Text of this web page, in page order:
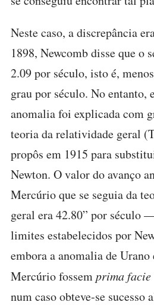
Neste caso, a discrepância
1898, Newcomb disse que o
2.09 por século, isto é,
grau por século. No entanto,
anomalia foi explicada com
teoria da relatividade geral
propôs em 1915 para
Newton. O valor do avanço
Mercúrio que se seguia da
geral era 42.80” por século
limites estabelecidos por
embora a anomalia de Urano
Mercúrio fossemprima facie
num caso obteve-se sucesso